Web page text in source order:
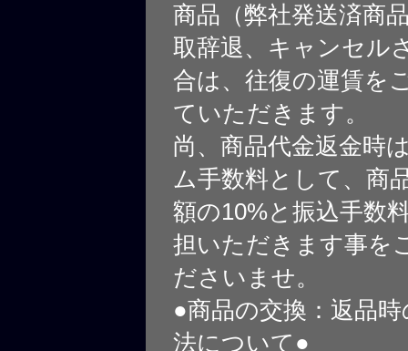
商品（弊社発送済商
取辞退、キャンセル
合は、往復の運賃を
ていただきます。
尚、商品代金返金時
ム手数料として、商
額の10%と振込手数
担いただきます事を
ださいませ。
●商品の交換：返品
法について●